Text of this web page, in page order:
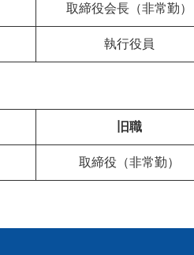
取締役会長 （非常勤）
執行役員
旧職
取締役 （非常勤）